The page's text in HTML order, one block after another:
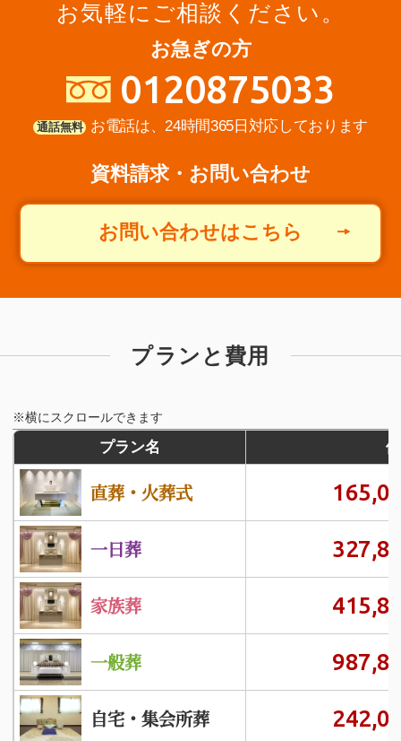
お気軽にご相談ください。
お急ぎの方
0120875033
通話無料 お電話は、24時間365日対応しております
資料請求・お問い合わせ
お問い合わせはこちら
プランと費用
※横にスクロールできます
プラン名
直葬・火葬式
一日葬
家族葬
一般葬
自宅・集会所葬